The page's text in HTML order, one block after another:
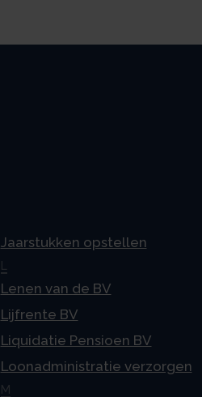
Jaarstukken opstellen
Lenen van de BV
Lijfrente BV
Liquidatie Pensioen BV
Loonadministratie verzorgen
M